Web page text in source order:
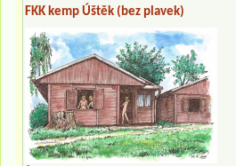
FKK kemp Úštěk (bez plavek)